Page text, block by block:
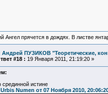
Ангел прячется в дождях. В листве
Андрей ПУЗИКОВ "Теоретические,
#18 : 19 Января 2011, 21:19:20 »
срединной истине
Urbis Numen от 07 Ноября 2010,